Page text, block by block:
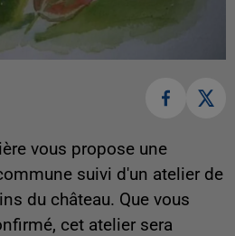
vous propose une
suivi d'un atelier de
du château. Que vous
cet atelier sera